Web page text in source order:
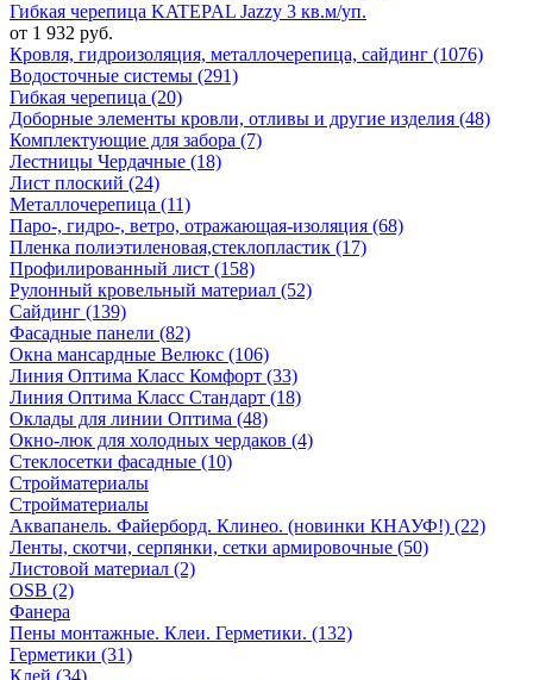
Гибкая черепица KATEPAL Jazzy 3 кв.м/уп.
от 1 932 руб.
Кровля, гидроизоляция, металлочерепица, сайдинг (1076)
Водосточные системы (291)
Гибкая черепица (20)
Доборные элементы кровли, отливы и другие изделия (48)
Комплектующие для забора (7)
Лестницы Чердачные (18)
Лист плоский (24)
Металлочерепица (11)
Паро-, гидро-, ветро, отражающая-изоляция (68)
Пленка полиэтиленовая,стеклопластик (17)
Профилированный лист (158)
Рулонный кровельный материал (52)
Сайдинг (139)
Фасадные панели (82)
Окна мансардные Велюкс (106)
Линия Оптима Класс Комфорт (33)
Линия Оптима Класс Стандарт (18)
Оклады для линии Оптима (48)
Окно-люк для холодных чердаков (4)
Стеклосетки фасадные (10)
Стройматериалы
Стройматериалы
Аквапанель. Файерборд. Клинео. (новинки КНАУФ!) (22)
Ленты, скотчи, серпянки, сетки армировочные (50)
Листовой материал (2)
OSB (2)
Фанера
Пены монтажные. Клеи. Герметики. (132)
Герметики (31)
Клей (34)